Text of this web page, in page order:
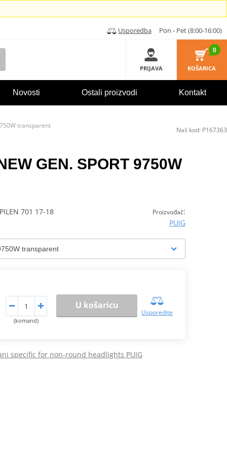
Usporedba Pon - Pet (8:00-16:00)
PRIJAVA
0
KOŠARICA
Novosti Ostali proizvodi Kontakt
transparent
GEN. SPORT 9750W
Proizvođač:
PUIG
701 17-18
(komand)
U košaricu
Usporedite
specific for non-round headlights PUIG
Naš kod: P167363